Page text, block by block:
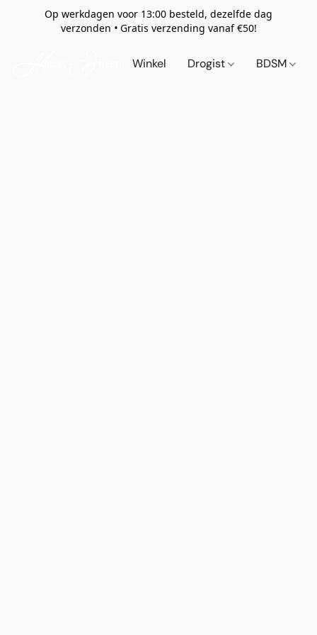
Op werkdagen voor 13:00 besteld, dezelfde dag
verzonden • Gratis verzending vanaf €50!
Winkel Drogist BDSM